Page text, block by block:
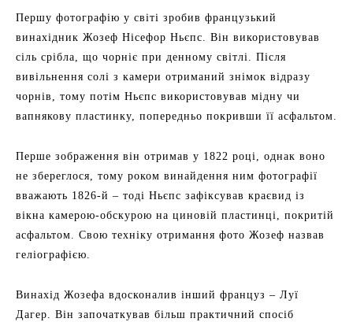
Першу фотографію у світі зробив французький
винахідник Жозеф Нісефор Ньєпс. Він використовував
сіль срібла, що чорніє при денному світлі. Після
вивільнення солі з камери отриманий знімок відразу
чорнів, тому потім Ньєпс використовував мідну чи
вапнякову пластинку, попередньо покривши її асфальтом.
Перше зображення він отримав у 1822 році, однак воно
не збереглося, тому роком винайдення ним фотографії
вважають 1826-й – тоді Ньєпс зафіксував краєвид із
вікна камерою-обскурою на циновій пластинці, покритій
асфальтом. Свою техніку отримання фото Жозеф назвав
геліографією.
Винахід Жозефа вдосконалив інший француз – Луї
Дагер. Він започаткував більш практичний спосіб